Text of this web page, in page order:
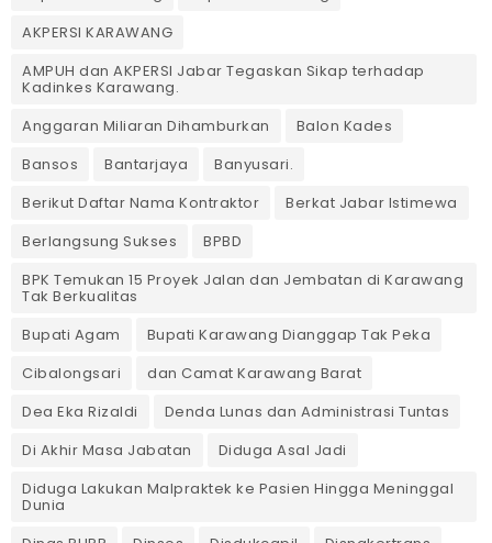
AKPERSI KARAWANG
AMPUH dan AKPERSI Jabar Tegaskan Sikap terhadap
Kadinkes Karawang.
Anggaran Miliaran Dihamburkan
Balon Kades
Bansos
Bantarjaya
Banyusari.
Berikut Daftar Nama Kontraktor
Berkat Jabar Istimewa
Berlangsung Sukses
BPBD
BPK Temukan 15 Proyek Jalan dan Jembatan di Karawang
Tak Berkualitas
Bupati Agam
Bupati Karawang Dianggap Tak Peka
Cibalongsari
dan Camat Karawang Barat
Dea Eka Rizaldi
Denda Lunas dan Administrasi Tuntas
‎Di Akhir Masa Jabatan
Diduga Asal Jadi
Diduga Lakukan Malpraktek ke Pasien Hingga Meninggal
Dunia